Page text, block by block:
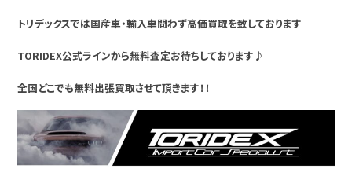
トリデックスでは国産車・輸入車問わず高価買取を致しております
TORIDEX公式ラインから無料査定お待ちしております♪
全国どこでも無料出張買取させて頂きます！！